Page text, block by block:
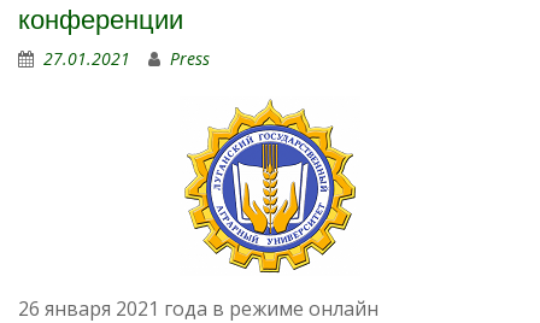
конференции
27.01.2021 Press
26 января 2021 года в режиме онлайн